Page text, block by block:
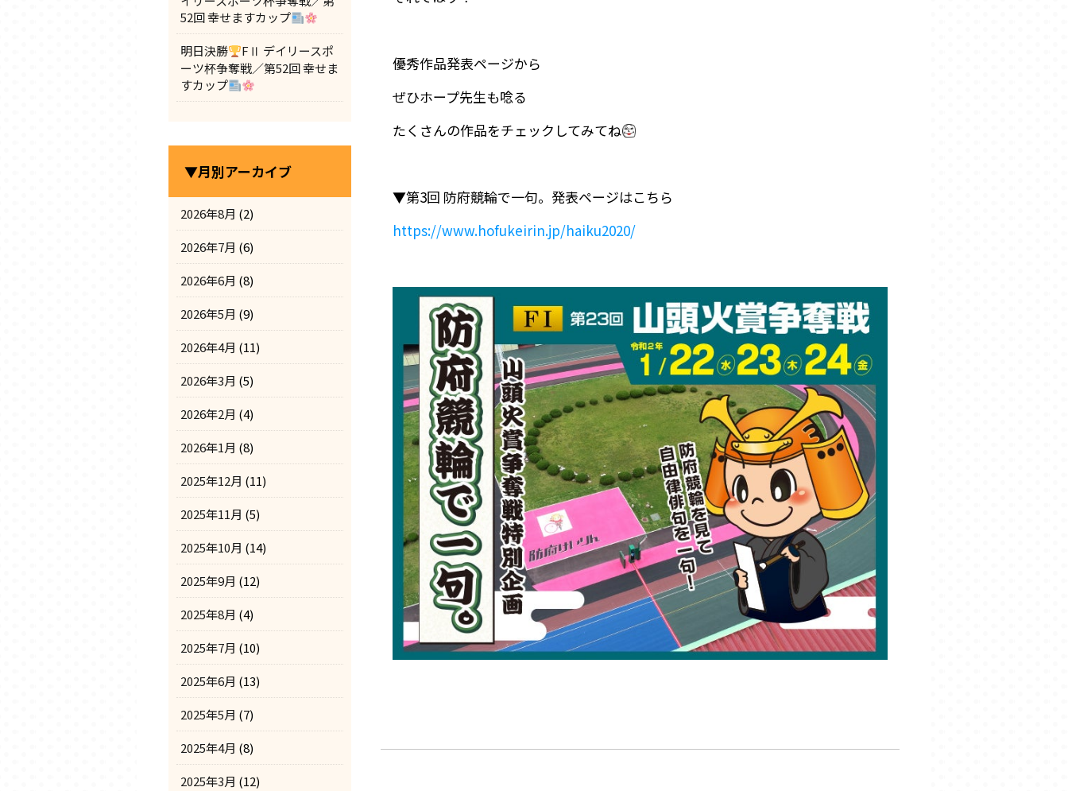
52回 幸せますカップ
明日決勝
FⅡ デイリースポ
ーツ杯争奪戦／第52回 幸せま
すカップ
▼月別アーカイブ
2026年8月 (2)
2026年7月 (6)
2026年6月 (8)
2026年5月 (9)
2026年4月 (11)
2026年3月 (5)
2026年2月 (4)
2026年1月 (8)
2025年12月 (11)
2025年11月 (5)
2025年10月 (14)
2025年9月 (12)
2025年8月 (4)
2025年7月 (10)
2025年6月 (13)
2025年5月 (7)
2025年4月 (8)
2025年3月 (12)
優秀作品発表ページから
ぜひホープ先生も唸る
たくさんの作品をチェックしてみてね
▼第3回 防府競輪で一句。発表ページはこちら
https://www.hofukeirin.jp/haiku2020/